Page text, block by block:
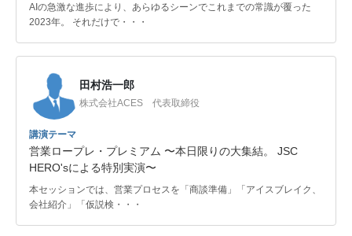
AIの急激な進歩により、あらゆるシーンでこれまでの常識が覆った
2023年。 それだけで・・・
田村浩一郎
株式会社ACES 代表取締役
講演テーマ
営業ロープレ・プレミアム 〜本日限りの大集結。 JSC
HERO'sによる特別実演〜
本セッションでは、営業プロセスを「商談準備」「アイスブレイク、
会社紹介」「仮説検・・・